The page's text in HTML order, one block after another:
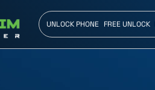
UNLOCK PHONE FREE UNLOCK